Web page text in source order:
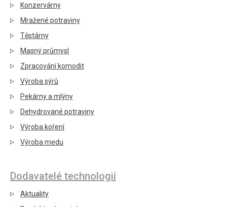
Konzervárny
Mražené potraviny
Těstárny
Masný průmysl
Zpracování komodit
Výroba sýrů
Pekárny a mlýny
Dehydrované potraviny
Výroba koření
Výroba medu
Dodavatelé technologií
Aktuality